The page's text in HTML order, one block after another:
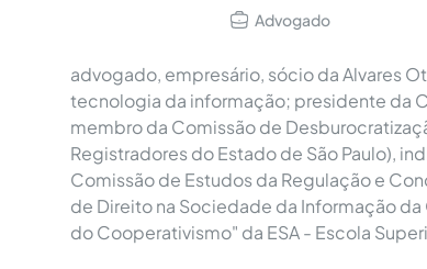
Advogado
advogado, empresário, sócio da Alvares
tecnologia da informação; presidente da
membro da Comissão de
Registradores do Estado de São Paulo),
Comissão de Estudos da Regulação e
de Direito na Sociedade da Informação
do Cooperativismo" da ESA - Escola